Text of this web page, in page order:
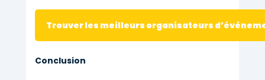
Trouver les meilleurs organisateurs
Conclusion